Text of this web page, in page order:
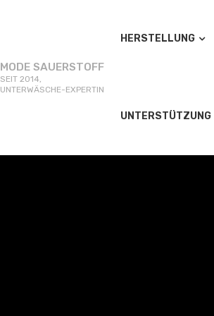
MODE SAUERSTOFF
SEIT 2014,
UNTERWÄSCHE-EXPERTIN
HERSTELLUNG
UNTERSTÜTZUNG